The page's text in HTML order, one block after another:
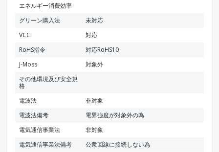
エネルギー消費効率
グリーン購入法
未対応
VCCI
対応
RoHS指令
対応RoHS10
J-Moss
対象外
その他環境及び安全規
格
電波法
非対象
電波法備考
電界強度が対象外の為
電気通信事業法
非対象
電気通信事業法備考
公衆回線に接続しない為